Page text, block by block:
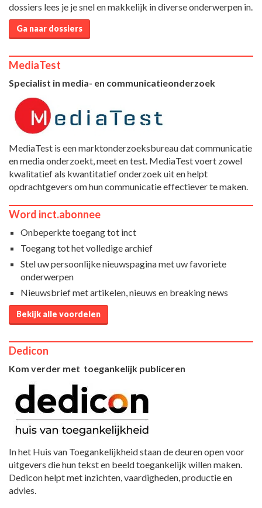
dossiers lees je je snel en makkelijk in diverse onderwerpen in.
Ga naar dossiers
MediaTest
Specialist in media- en communicatieonderzoek
MediaTest is een marktonderzoeksbureau dat communicatie
en media onderzoekt, meet en test. MediaTest voert zowel
kwalitatief als kwantitatief onderzoek uit en helpt
opdrachtgevers om hun communicatie effectiever te maken.
Word inct.abonnee
Onbeperkte toegang tot inct
Toegang tot het volledige archief
Stel uw persoonlijke nieuwspagina met uw favoriete
onderwerpen
Nieuwsbrief met artikelen, nieuws en breaking news
Bekijk alle voordelen
Dedicon
Kom verder met toegankelijk publiceren
In het Huis van Toegankelijkheid staan de deuren open voor
uitgevers die hun tekst en beeld toegankelijk willen maken.
Dedicon helpt met inzichten, vaardigheden, productie en
advies.